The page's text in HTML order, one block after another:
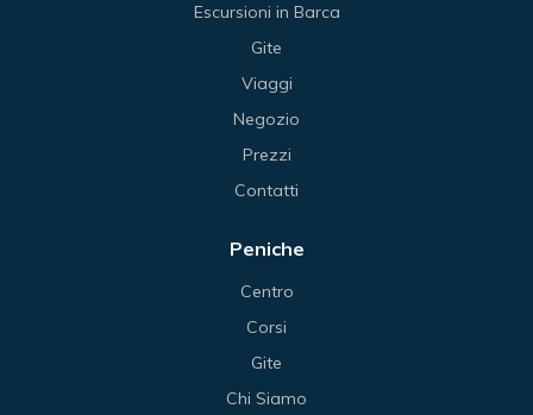
Escursioni in Barca
Gite
Viaggi
Negozio
Prezzi
Contatti
Peniche
Centro
Corsi
Gite
Chi Siamo